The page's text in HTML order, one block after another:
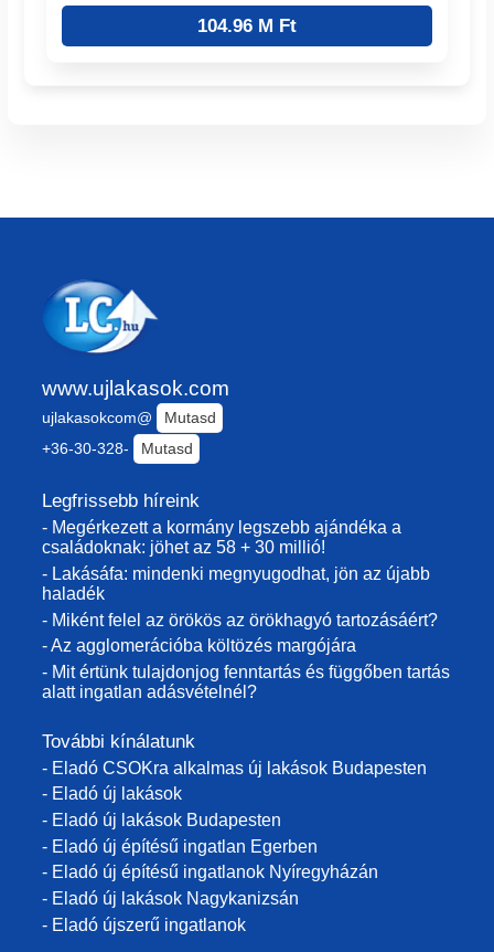
104.96 M Ft
www.ujlakasok.com
ujlakasokcom@
Mutasd
+36-30-328-
Mutasd
Legfrissebb híreink
- Megérkezett a kormány legszebb ajándéka a
családoknak: jöhet az 58 + 30 millió!
- Lakásáfa: mindenki megnyugodhat, jön az újabb
haladék
- Miként felel az örökös az örökhagyó tartozásáért?
- Az agglomerációba költözés margójára
- Mit értünk tulajdonjog fenntartás és függőben tartás
alatt ingatlan adásvételnél?
További kínálatunk
- Eladó CSOKra alkalmas új lakások Budapesten
- Eladó új lakások
- Eladó új lakások Budapesten
- Eladó új építésű ingatlan Egerben
- Eladó új építésű ingatlanok Nyíregyházán
- Eladó új lakások Nagykanizsán
- Eladó újszerű ingatlanok